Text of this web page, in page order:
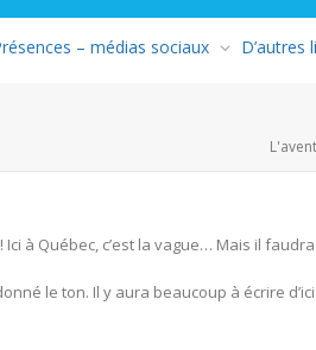
– médias sociaux D’autres
à Québec, c’est la vague… Mais il
le ton. Il y aura beaucoup à écrire